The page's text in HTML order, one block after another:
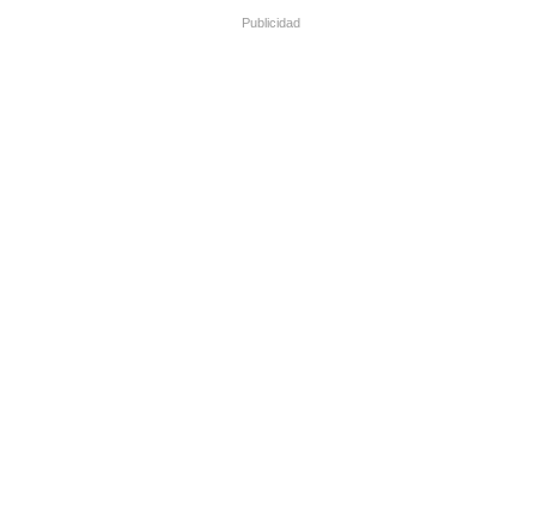
Publicidad